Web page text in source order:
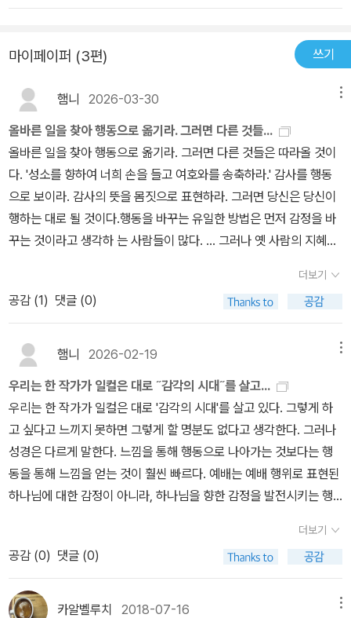
자 왕이신 예수가 다시 이 땅에 오시어 완전한 하나님나라가 도래
에는 관광객들에게는 없는 목적지가 있다. 평생의 여정이 한 곳, 즉 하
다. '한 방향으로의 오랜 순종', 이것은 유진 피터슨이 이 책을 쓴 동기
가 된 니체의 '선악을 넘어서'에서 인용한 문구다. 마치 관광객의 구미
에 맞는 상품처럼 짜맞춰지고 있는 이 시대 기독교의 실태와, 세상
과 다를 바 없는 그 종교 안에서 목적도 순종도 없이 즉흥적인 입맛만
을 만족시키며 살아가는 현대판 그리스도인을 비판하면서, 제자와 순
례자의 정체성을 띠어야 할 그리스도인의 바람직한 자세를 우리에
게 상기시켜주기 위해서다. 첫 장에서부터 그는 예수의 제자도를 강
숙할 수 없다.'이 책은 시편 120 - 134편, 흔히 '성전으로 올라가는 노
래'라고 알려진 15편의 시편 본문을 골자로 한다. 저자는 이 책에
서 예수를 따른다는 것이 깊은 기도 생활 없이는 결코 길고 긴 순종으
로 이어질 수 없다는 것과, 소개하는 15편의 시편 본문이 언제나 그리
스도인들이 장기간에 걸쳐 그들의 모든 삶을 기도로 옮기고 또 그들
이 기도한 그대로 살기를 배울 수 있는 주요 방편이 되었음을 깨달았
다고 고백한다. 또한, 더 이상 관광객이 아닌 순례자로 살기로 다짐
한 그리스도인들을 위해 안내서와 지도로서의 실용성뿐 아니라, 여
행 노래로서의 흥겨움까지도 겸비하고 있다고 강조하며 우리들
이 이 15편의 '성전으로 올라가는 노래'로 다시 기도하길 권고한
다. 제자도를 다시 짚어주면서 시작한 이 책은 15편의 시편 본문에 각
리, 예배, 섬김, 도움, 안전, 기쁨, 일, 행복, 인내, 소망, 겸손, 순종, 공
의 여정에 있어 필수 코스 같은 인상을 준다. 회개로 시작하여 송축으
마이페이퍼 (3편) 쓰기
햄니 2026-03-30
올바른 일을 찾아 행동으로 옮기라. 그러면 다른 것들...
올바른 일을 찾아 행동으로 옮기라. 그러면 다른 것들은 따라올 것이
다. '성소를 향하여 너희 손을 들고 여호와를 송축하라.' 감사를 행동
으로 보이라. 감사의 뜻을 몸짓으로 표현하라. 그러면 당신은 당신이
행하는 대로 될 것이다.행동을 바꾸는 유일한 방법은 먼저 감정을 바
꾸는 것이라고 생각하 는 사람들이 많다. … 그러나 옛 사람의 지혜는
더보기
공감 (1) 댓글 (0)
햄니 2026-02-19
우리는 한 작가가 일컬은 대로 ˝감각의 시대˝를 살고...
우리는 한 작가가 일컬은 대로 '감각의 시대'를 살고 있다. 그렇게 하
고 싶다고 느끼지 못하면 그렇게 할 명분도 없다고 생각한다. 그러나
성경은 다르게 말한다. 느낌을 통해 행동으로 나아가는 것보다는 행
동을 통해 느낌을 얻는 것이 훨씬 빠르다. 예배는 예배 행위로 표현된
하나님에 대한 감정이 아니라, 하나님을 향한 감정을 발전시키는 행
님과의 관계 안에 있고자 하는 우리의 깊고도 본질적인 필요가 자라
나는 것이다.- P55예배는 하나님을 향한 우리의 허기를 채워 주지
않는다. 오히려 우리의 식욕을 자극한다. 예배에 참석함으로써 하나
님을 필요로 하는 우리의 갈증이 해소되는 것이 아니라 오히려 깊어
더보기
공감 (0) 댓글 (0)
카알벨루치 2018-07-16